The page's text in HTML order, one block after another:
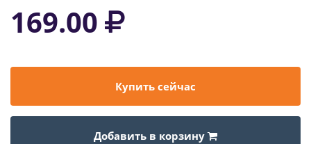
169.00
Купить сейчас
Добавить в корзину